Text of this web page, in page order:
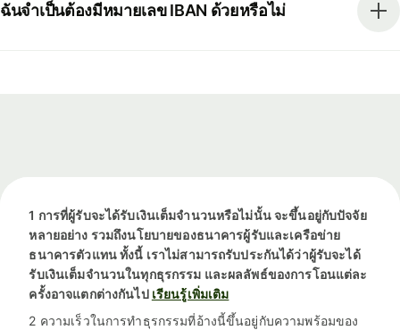
ฉันจำเป็นต้องมีหมายเลข IBAN ด้วยหรือไม่
1 การที่ผู้รับจะได้รับเงินเต็มจำนวนหรือไม่นั้น จะขึ้นอยู่กับปัจจัย
หลายอย่าง รวมถึงนโยบายของธนาคารผู้รับและเครือข่าย
ธนาคารตัวแทน ทั้งนี้ เราไม่สามารถรับประกันได้ว่าผู้รับจะได้
รับเงินเต็มจำนวนในทุกธุรกรรม และผลลัพธ์ของการโอนแต่ละ
ครั้งอาจแตกต่างกันไป เรียนรู้เพิ่มเติม
2 ความเร็วในการทำธุรกรรมที่อ้างนี้ขึ้นอยู่กับความพร้อมของ